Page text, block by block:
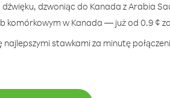
dzwoniąc do Kanada z Arabia
komórkowym w Kanada — już od 0.9 ¢
stawkami za minutę